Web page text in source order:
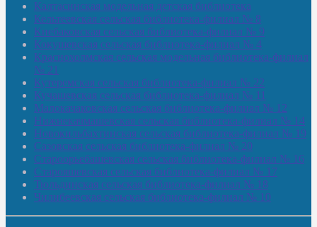
Калтасинская модельная детская библиотека
Кельтеевская сельская библиотека-филиал № 8
Киебаковская сельская библиотека-филиал № 9
Кокушевская сельская библиотека-филиал № 4
Краснохолмская сельская модельная библиотека-филиал
№ 21
Кутеремская сельская библиотека-филиал № 22
Кучашевская сельская библиотека-филиал № 11
Малокачаковская сельская библиотека-филиал № 12
Нижнекачмашевская сельская библиотека-филиал № 14
Новокильбахтинская сельская библиотека-филиал № 19
Сазовская сельская библиотека-филиал № 20
Староорьебашевская сельская библиотека-филиал № 16
Старояшевская сельская библиотека-филиал № 17
Тюльдинская сельская библиотека-филиал № 18
Чилибеевская сельская библиотека-филиал № 10